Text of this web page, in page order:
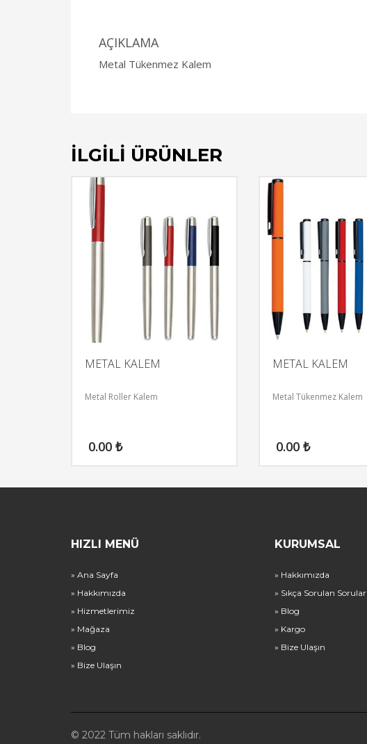
AÇIKLAMA
Metal Tükenmez Kalem
İLGILI ÜRÜNLER
METAL KALEM
Metal Roller Kalem
0.00 ₺
METAL KALEM
Metal Tükenmez Kalem
0.00 ₺
HIZLI MENÜ
» Ana Sayfa
» Hakkımızda
» Hizmetlerimiz
» Mağaza
» Blog
» Bize Ulaşın
KURUMSAL
» Hakkımızda
» Sıkça Sorulan Sorular
» Blog
» Kargo
» Bize Ulaşın
© 2022 Tüm hakları saklıdır.